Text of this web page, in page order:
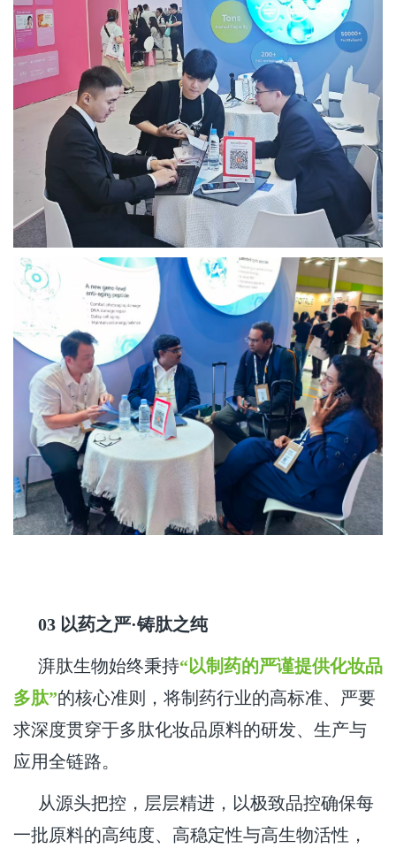
03 以药之严·铸肽之纯
湃肽生物始终秉持“以制药的严谨提供化妆品
多肽”的核心准则，将制药行业的高标准、严要
求深度贯穿于多肽化妆品原料的研发、生产与
应用全链路。
从源头把控，层层精进，以极致品控确保每
一批原料的高纯度、高稳定性与高生物活性，